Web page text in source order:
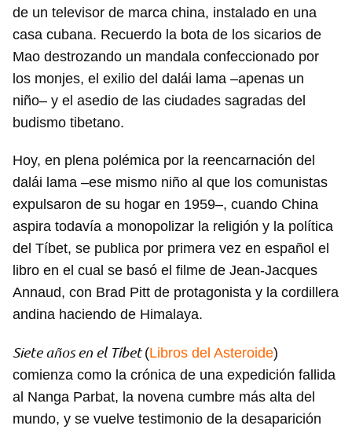
de un televisor de marca china, instalado en una
casa cubana. Recuerdo la bota de los sicarios de
Mao destrozando un mandala confeccionado por
los monjes, el exilio del dalái lama –apenas un
niño– y el asedio de las ciudades sagradas del
budismo tibetano.
Hoy, en plena polémica por la reencarnación del
dalái lama –ese mismo niño al que los comunistas
expulsaron de su hogar en 1959–, cuando China
aspira todavía a monopolizar la religión y la política
del Tíbet, se publica por primera vez en español el
libro en el cual se basó el filme de Jean-Jacques
Annaud, con Brad Pitt de protagonista y la cordillera
andina haciendo de Himalaya.
Siete años en el Tíbet(Libros del Asteroide)
comienza como la crónica de una expedición fallida
al Nanga Parbat, la novena cumbre más alta del
mundo, y se vuelve testimonio de la desaparición